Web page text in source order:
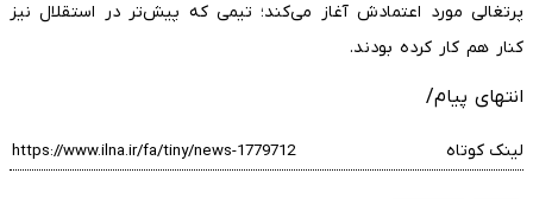
پرتغالی مورد اعتمادش آغاز می‌کند؛ تیمی که پیش‌تر در استقلال نیز
کنار هم کار کرده بودند.
انتهای پیام/
لینک کوتاه